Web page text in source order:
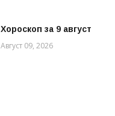
Хороскоп за 9 август
Август 09, 2026